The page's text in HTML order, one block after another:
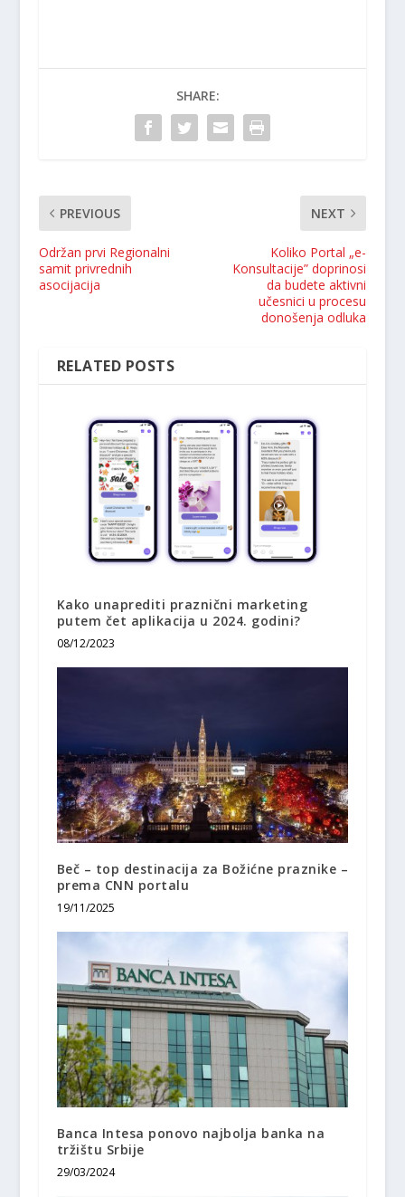
SHARE:
PREVIOUS
Održan prvi Regionalni
samit privrednih
asocijacija
NEXT
Koliko Portal „e-
Konsultacije” doprinosi
da budete aktivni
učesnici u procesu
donošenja odluka
RELATED POSTS
Kako unaprediti praznični marketing
putem čet aplikacija u 2024. godini?
08/12/2023
Beč – top destinacija za Božićne praznike –
prema CNN portalu
19/11/2025
Banca Intesa ponovo najbolja banka na
tržištu Srbije
29/03/2024